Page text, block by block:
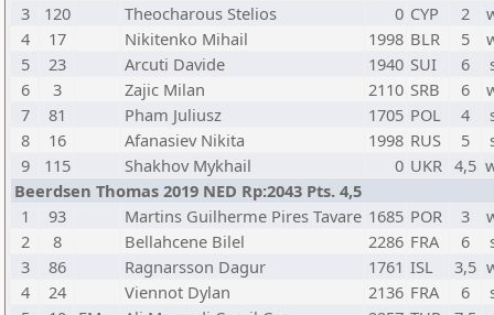
3
120 Theocharous Stelios 0 CYP 2
4
17 Nikitenko Mihail 1998 BLR 5
5
23 Arcuti Davide 1940 SUI 6
6
3 Zajic Milan 2110 SRB 6
7
81 Pham Juliusz 1705 POL 4
8
16 Afanasiev Nikita 1998 RUS 5
9
115 Shakhov Mykhail 0 UKR 4,5
Beerdsen Thomas 2019 NED Rp:2043 Pts. 4,5
1
93 Martins Guilherme Pires Tavare 1685 POR 3
2
8 Bellahcene Bilel 2286 FRA 6
3
86 Ragnarsson Dagur 1761 ISL 3,5
4
24 Viennot Dylan 2136 FRA 6